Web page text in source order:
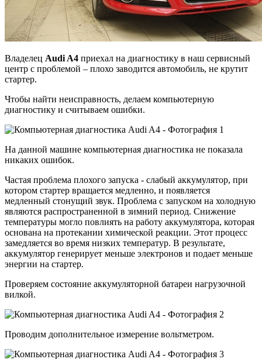
Владелец Audi A4 приехал на диагностику в наш сервисный
центр с проблемой – плохо заводится автомобиль, не крутит
стартер.
Чтобы найти неисправность, делаем компьютерную
диагностику и считываем ошибки.
На данной машине компьютерная диагностика не показала
никаких ошибок.
Частая проблема плохого запуска - слабый аккумулятор, при
котором стартер вращается медленно, и появляется
медленный стонущий звук. Проблема с запуском на холодную
являются распространенной в зимний период. Снижение
температуры могло повлиять на работу аккумулятора, которая
основана на протекании химической реакции. Этот процесс
замедляется во время низких температур. В результате,
аккумулятор генерирует меньше электронов и подает меньше
энергии на стартер.
Проверяем состояние аккумуляторной батареи нагрузочной
вилкой.
Проводим дополнительное измерение вольтметром.